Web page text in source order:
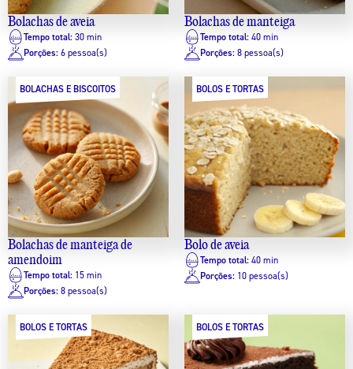
Bolachas de aveia
Tempo total: 30 min
Porções: 6 pessoa(s)
Bolachas de manteiga
Tempo total: 40 min
Porções: 8 pessoa(s)
BOLACHAS E BISCOITOS
Bolachas de manteiga de
amendoim
Tempo total: 15 min
Porções: 8 pessoa(s)
BOLOS E TORTAS
Bolo de aveia
Tempo total: 40 min
Porções: 10 pessoa(s)
BOLOS E TORTAS BOLOS E TORTAS